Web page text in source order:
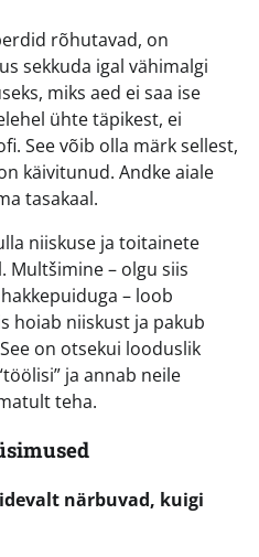
rõhutavad, on
sekkuda igal vähimalgi
miks aed ei saa ise
ühte täpikest, ei
See võib olla märk sellest,
käivitunud. Andke aiale
tasakaal.
niiskuse ja toitainete
Multšimine – olgu siis
– loob
hoiab niiskust ja pakub
on otsekui looduslik
ja annab neile
teha.
närbuvad, kuigi